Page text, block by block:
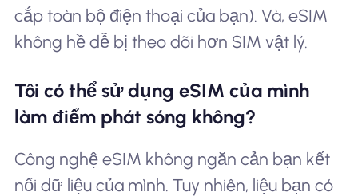
cắp toàn bộ điện thoại của bạn). Và, eSIM
không hề dễ bị theo dõi hơn SIM vật lý.
Tôi có thể sử dụng eSIM của mình
làm điểm phát sóng không?
Công nghệ eSIM không ngăn cản bạn kết
nối dữ liệu của mình. Tuy nhiên, liệu bạn có